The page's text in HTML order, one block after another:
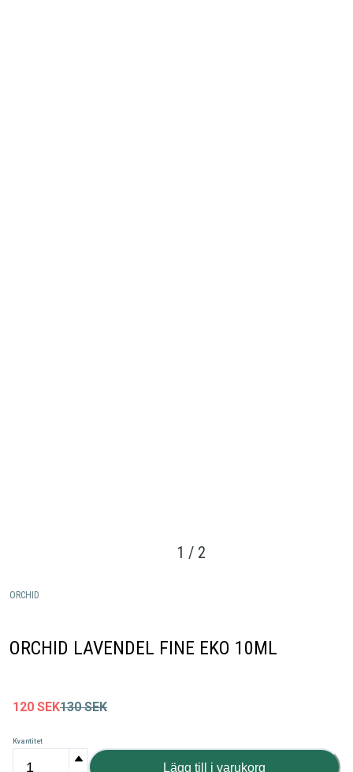
1 / 2
ORCHID
ORCHID LAVENDEL FINE EKO 10ML
120 SEK130 SEK
Kvantitet
Lägg till i varukorg